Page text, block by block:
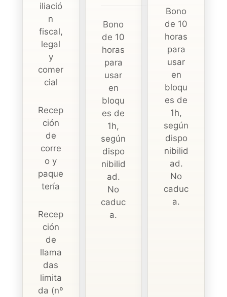
iliació
n
fiscal,
legal
y
comer
cial
Recep
ción
de
corre
o y
paque
tería
Recep
ción
de
llama
das
limita
da (nº
Bono
de 10
horas
para
usar
en
bloqu
es de
1h,
según
dispo
nibilid
ad.
No
caduc
a.
Bono
de 10
horas
para
usar
en
bloqu
es de
1h,
según
dispo
nibilid
ad.
No
caduc
a.